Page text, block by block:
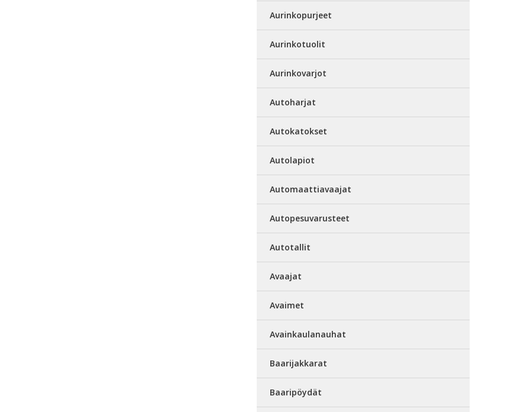
Aurinkopurjeet
Aurinkotuolit
Aurinkovarjot
Autoharjat
Autokatokset
Autolapiot
Automaattiavaajat
Autopesuvarusteet
Autotallit
Avaajat
Avaimet
Avainkaulanauhat
Baarijakkarat
Baaripöydät